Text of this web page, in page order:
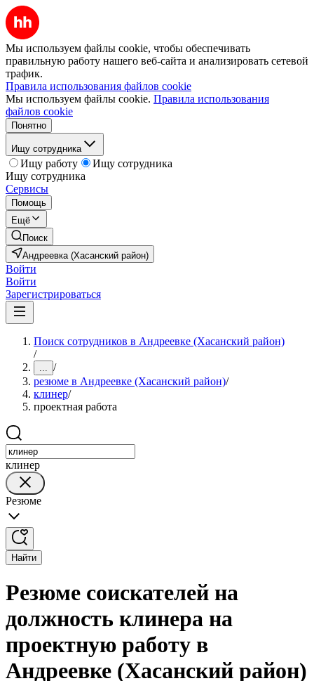
Мы используем файлы cookie, чтобы обеспечивать
правильную работу нашего веб-сайта и анализировать сетевой
трафик.
Правила использования файлов cookie
Мы используем файлы cookie. Правила использования
файлов cookie
Понятно
Ищу сотрудника
Ищу работу
Ищу сотрудника
Ищу сотрудника
Сервисы
Помощь
Ещё
Поиск
Андреевка (Хасанский район)
Войти
Войти
Зарегистрироваться
Поиск сотрудников в Андреевке (Хасанский район)
/
... /
резюме в Андреевке (Хасанский район)/
клинер/
проектная работа
клинер
Резюме
Найти
Резюме соискателей на
должность клинера на
проектную работу в
Андреевке (Хасанский район)